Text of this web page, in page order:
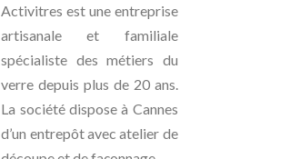
Activitres est une entreprise
artisanale et familiale
spécialiste des métiers du
verre depuis plus de 20 ans.
La société dispose à Cannes
d’un entrepôt avec atelier de